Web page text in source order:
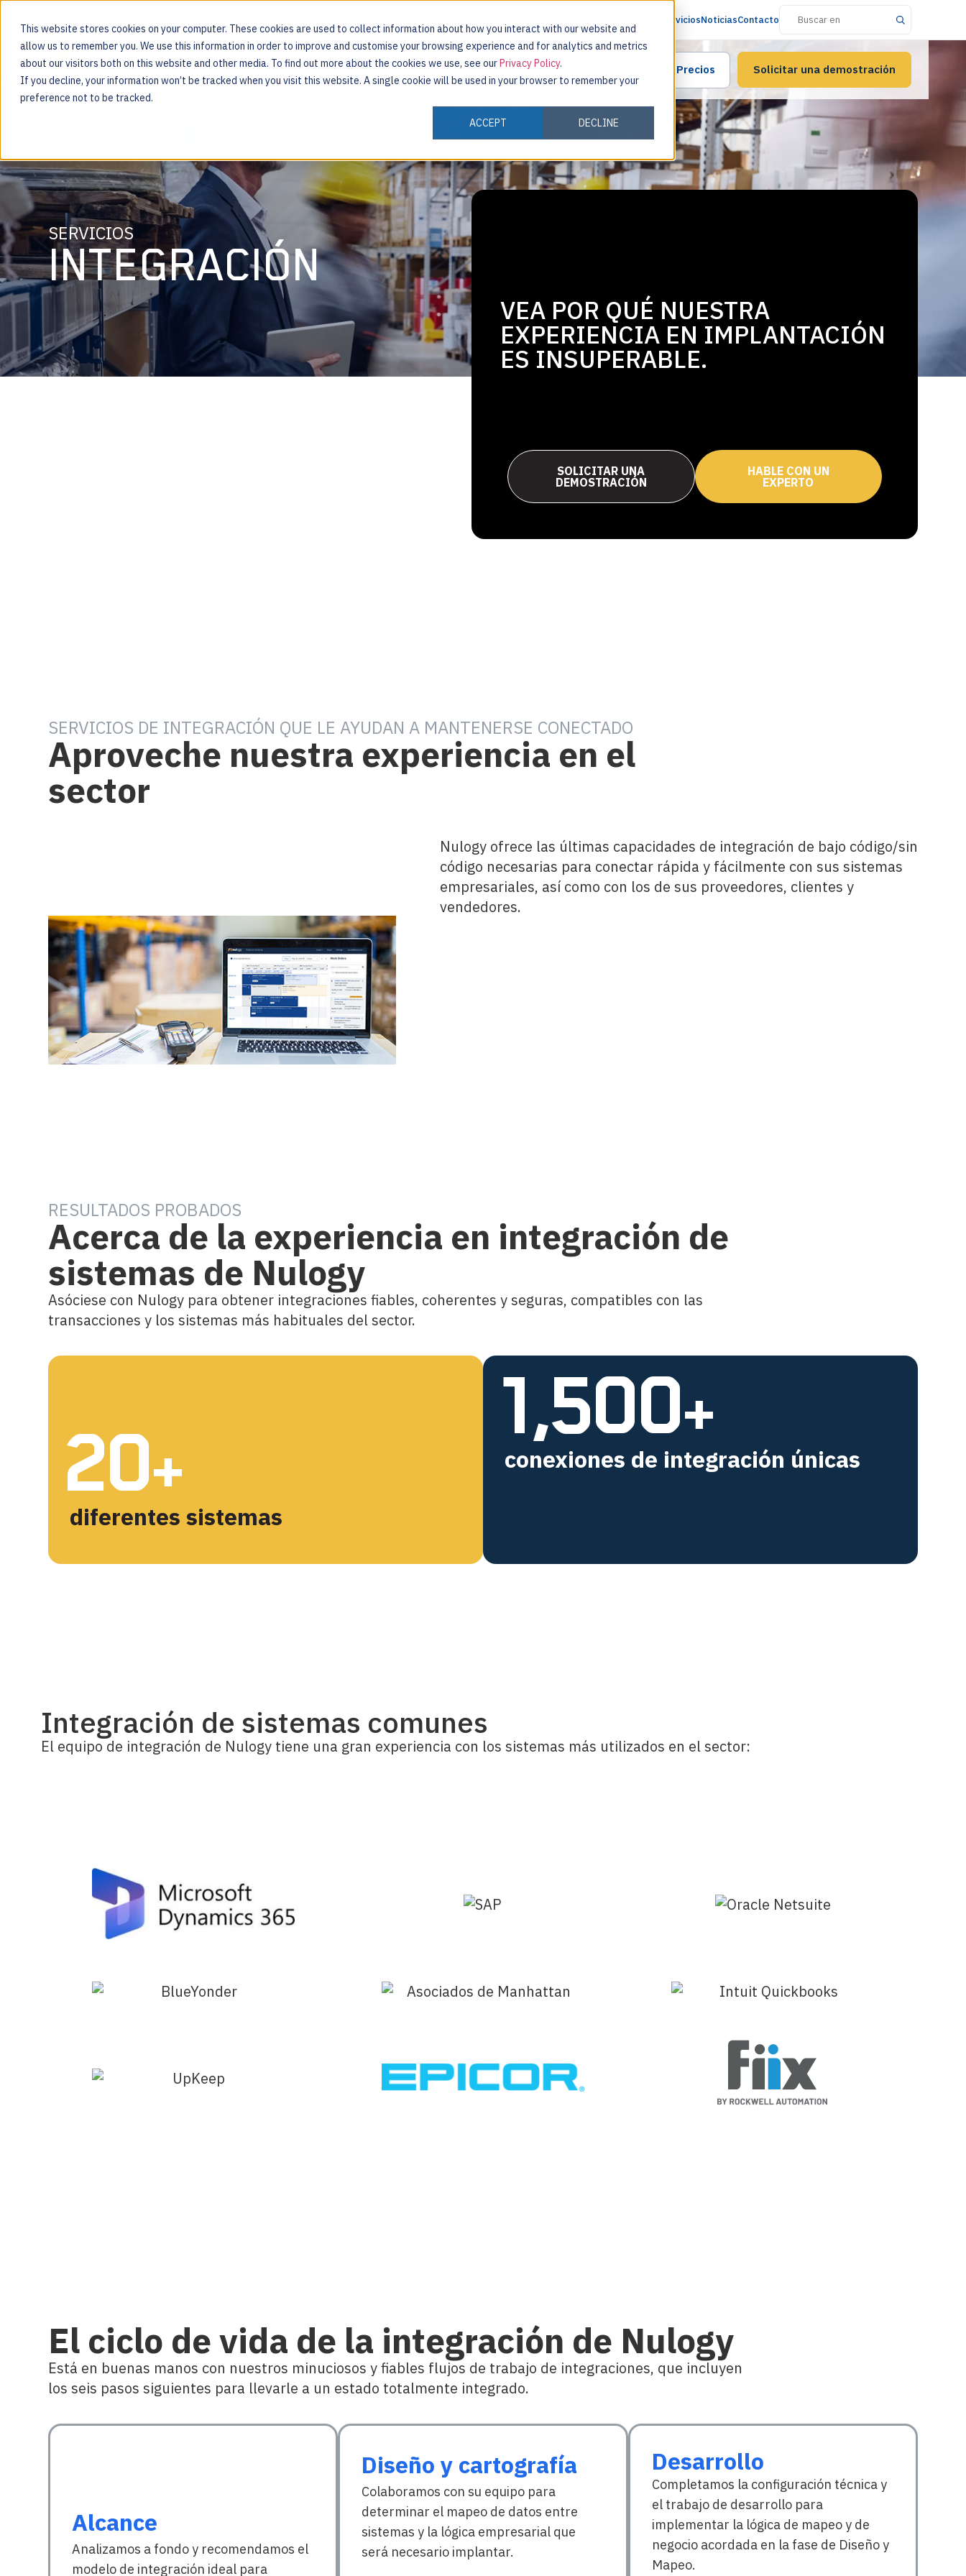
This website stores cookies on your computer. These cookies are used to collect information about how you interact with our website and
allow us to remember you. We use this information in order to improve and customise your browsing experience and for analytics and metrics
about our visitors both on this website and other media. To find out more about the cookies we use, see ourPrivacy Policy.
If you decline, your information won’t be tracked when you visit this website. A single cookie will be used in your browser to remember your
preference not to be tracked.
ACCEPT
DECLINE
ServiciosNoticiasContacto
Para las personas que hay detrás de cada producto
PLATAFORMA MOS INDUSTRIAS CLIENTES RECURSOS Precios Solicitar una demostración
SERVICIOS
INTEGRACIÓN
VEA POR QUÉ NUESTRA
EXPERIENCIA EN IMPLANTACIÓN
ES INSUPERABLE.
SOLICITAR UNA
DEMOSTRACIÓN
HABLE CON UN
EXPERTO
SERVICIOS DE INTEGRACIÓN QUE LE AYUDAN A MANTENERSE CONECTADO
Aproveche nuestra experiencia en el
sector
Nulogy ofrece las últimas capacidades de integración de bajo código/sin
código necesarias para conectar rápida y fácilmente con sus sistemas
empresariales, así como con los de sus proveedores, clientes y
vendedores.
RESULTADOS PROBADOS
Acerca de la experiencia en integración de
sistemas de Nulogy
Asóciese con Nulogy para obtener integraciones fiables, coherentes y seguras, compatibles con las
transacciones y los sistemas más habituales del sector.
diferentes sistemas
20+ conexiones de integración únicas
1,500+
Integración de sistemas comunes
El equipo de integración de Nulogy tiene una gran experiencia con los sistemas más utilizados en el sector:
El ciclo de vida de la integración de Nulogy
Está en buenas manos con nuestros minuciosos y fiables flujos de trabajo de integraciones, que incluyen
los seis pasos siguientes para llevarle a un estado totalmente integrado.
Alcance
Analizamos a fondo y recomendamos el
modelo de integración ideal para
Diseño y cartografía
Colaboramos con su equipo para
determinar el mapeo de datos entre
sistemas y la lógica empresarial que
será necesario implantar.
Desarrollo
Completamos la configuración técnica y
el trabajo de desarrollo para
implementar la lógica de mapeo y de
negocio acordada en la fase de Diseño y
Mapeo.